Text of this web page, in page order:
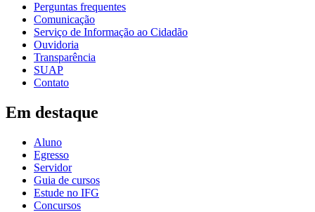
Perguntas frequentes
Comunicação
Serviço de Informação ao Cidadão
Ouvidoria
Transparência
SUAP
Contato
Em destaque
Aluno
Egresso
Servidor
Guia de cursos
Estude no IFG
Concursos